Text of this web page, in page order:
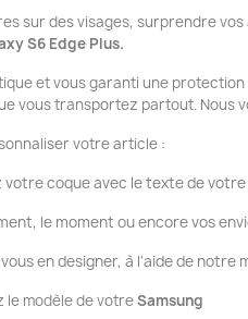
sur des visages, surprendre
S6 Edge Plus.
et vous garanti une
vous transportez partout. Nous
votre article :
votre coque avec le texte de
le moment ou encore vos
en designer, à l'aide de
le modèle de votreSamsung